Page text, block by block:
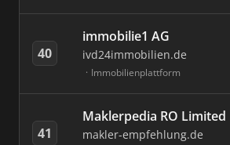
40
immobilie1 AG
ivd24immobilien.de
Immobilienplattform
41
Maklerpedia RO Limited
makler-empfehlung.de